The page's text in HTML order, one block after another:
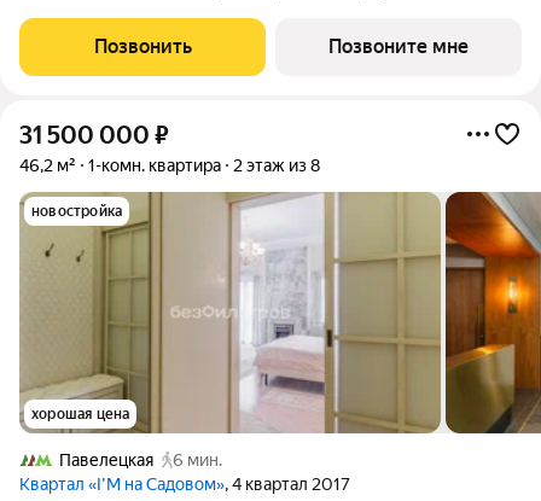
односторонняя, окна во двор. «Павелецкая от Гранель» проект
бизнес-класса в
Позвонить Позвоните мне
31 500 000 ₽
46,2 м² 1-комн. квартира 2 этаж из 8
новостройка
хорошая цена
Павелецкая
6 мин.
Квартал «I’M на Садовом», 4 квартал 2017